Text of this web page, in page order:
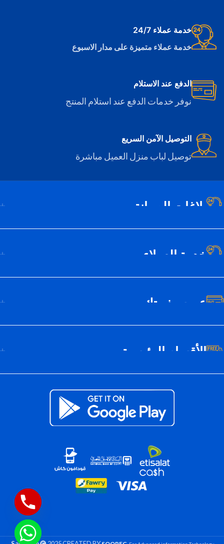
خدمة عملاء 24/7
خدمة عملاء متميزة على مدار الاسبوع
الدفع عند الاستلام
نوفر خدمات الدفع عند استلام المنتج
التوصيل الآمن السريع
توصيل لباب منزل العميل مباشرة
بلاغات الصيانة
خدمة العملاء
عن سيف تك
الأقسام الرئيسية